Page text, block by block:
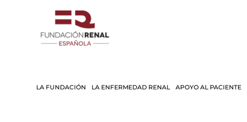
LA FUNDACIÓN LA ENFERMEDAD RENAL APOYO AL PACIENTE